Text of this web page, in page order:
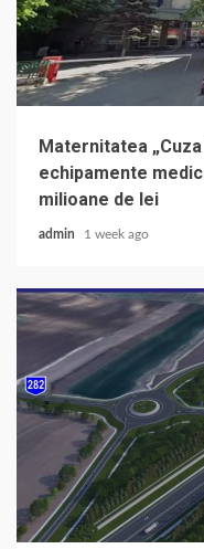
Maternitatea
echipamente
milioane de lei
admin 1 week ago